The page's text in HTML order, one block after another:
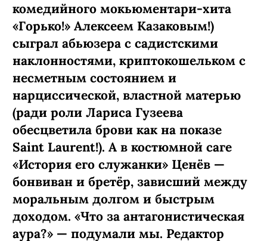
комедийного мокьюментари-хита
«Горько!» Алексеем Казаковым!)
сыграл абьюзера с садистскими
наклонностями, криптокошельком с
несметным состоянием и
нарциссической, властной матерью
(ради роли Лариса Гузеева
обесцветила брови как на показе
Saint Laurent!). А в костюмной саге
«История его служанки» Ценёв —
бонвиван и бретёр, зависший между
моральным долгом и быстрым
доходом. «Что за антагонистическая
аура?» — подумали мы. Редактор